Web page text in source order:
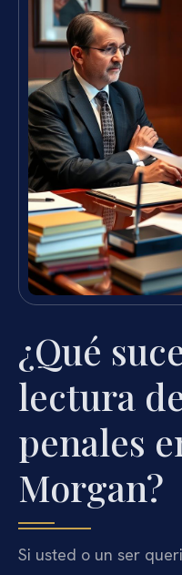
¿Qué
lectura
penales
Morgan?
Si usted o un ser